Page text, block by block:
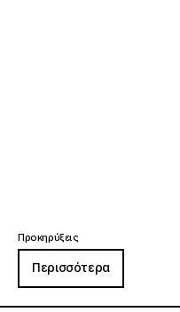
Προκηρύξεις
Περισσότερα